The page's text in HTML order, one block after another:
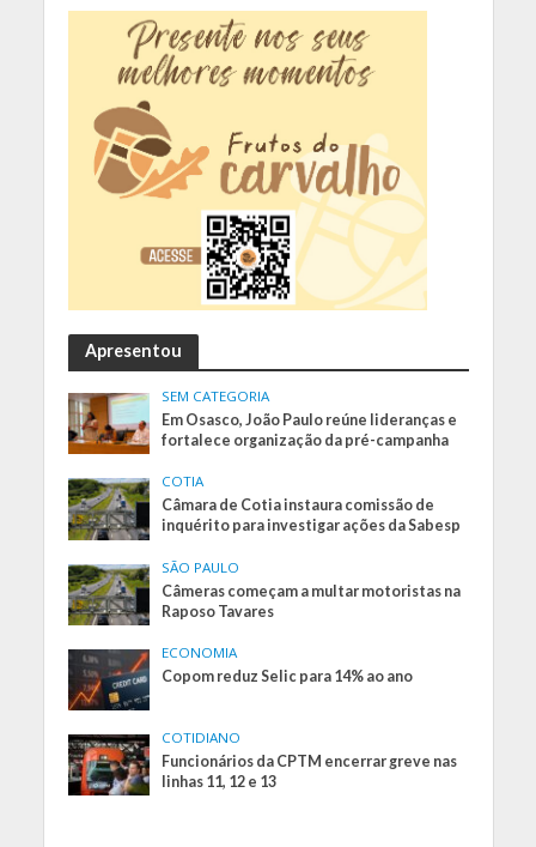
Apresentou
SEM CATEGORIA
Em Osasco, João Paulo reúne lideranças e
fortalece organização da pré-campanha
COTIA
Câmara de Cotia instaura comissão de
inquérito para investigar ações da Sabesp
SÃO PAULO
Câmeras começam a multar motoristas na
Raposo Tavares
ECONOMIA
Copom reduz Selic para 14% ao ano
COTIDIANO
Funcionários da CPTM encerrar greve nas
linhas 11, 12 e 13